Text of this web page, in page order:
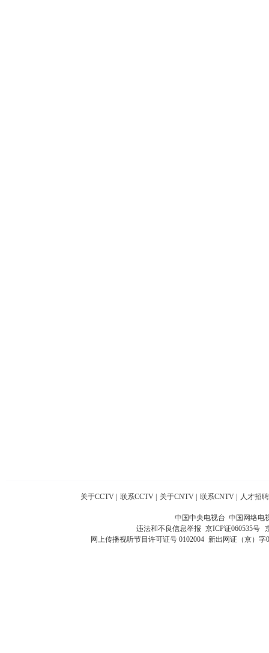
关于CCTV 联系CCTV 关于CNTV 联系CNTV 人才招聘
中国中央电视台 中国网络电
违法和不良信息举报 京ICP证060535号
网上传播视听节目许可证号 0102004 新出网证（京）